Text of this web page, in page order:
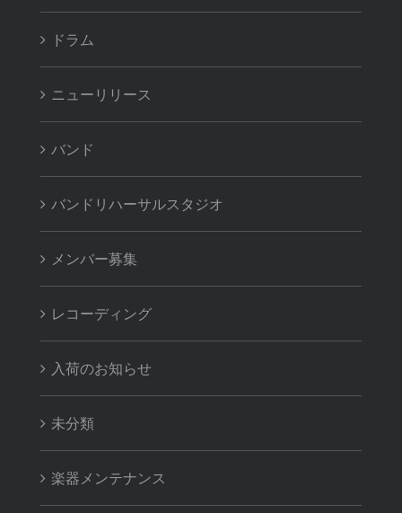
ドラム
ニューリリース
バンド
バンドリハーサルスタジオ
メンバー募集
レコーディング
入荷のお知らせ
未分類
楽器メンテナンス